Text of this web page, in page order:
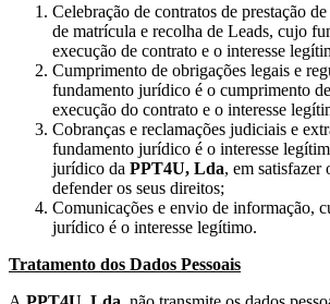
Celebração de contratos de prestação
de matrícula e recolha de Leads, cujo
execução de contrato e o interesse
Cumprimento de obrigações legais e
fundamento jurídico é o cumprimento
execução do contrato e o interesse
Cobranças e reclamações judiciais e
fundamento jurídico é o interesse
jurídico da PPT4U, Lda, em satisfazer
defender os seus direitos;
Comunicações e envio de informação,
jurídico é o interesse legítimo.
Tratamento dos Dados Pessoais